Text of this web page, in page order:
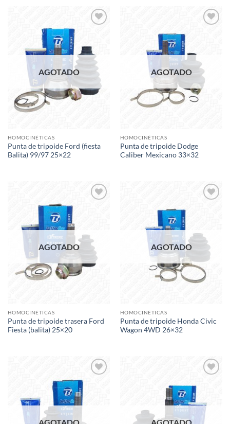
AGOTADO
HOMOCINÉTICAS
Punta de tripoide Ford (fiesta
Balita) 99/97 25×22
AGOTADO
HOMOCINÉTICAS
Punta de tripoide Dodge
Caliber Mexicano 33×32
AGOTADO
HOMOCINÉTICAS
Punta de tripoide trasera Ford
Fiesta (balita) 25×20
AGOTADO
HOMOCINÉTICAS
Punta de tripoide Honda Civic
Wagon 4WD 26×32
AGOTADO AGOTADO